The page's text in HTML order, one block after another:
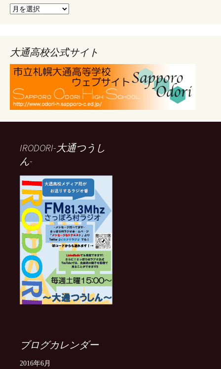
ア
ブ
大通高校公式サイト
IRODORI-大通つうし
ん-
ブログカレンダー
2016年6月